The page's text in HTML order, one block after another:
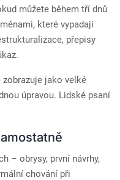
můžete během tří dnů
které vypadají
přepisy
jako velké
úpravou. Lidské psaní
– obrysy, první návrhy,
chování při